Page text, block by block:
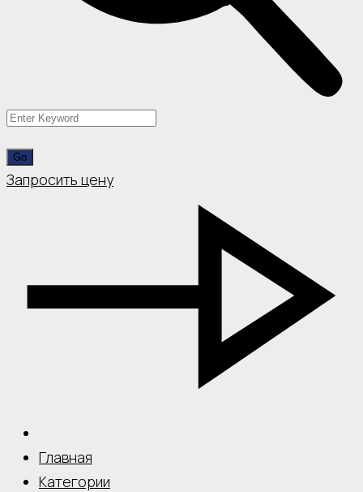
Запросить цену
Главная
Категории